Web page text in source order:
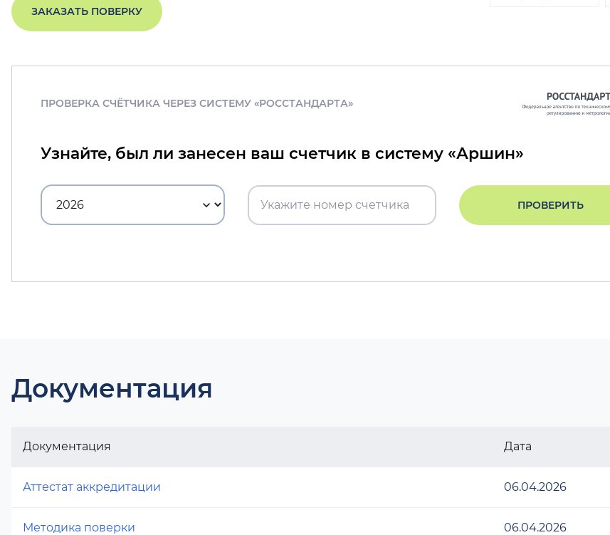
ЗАКАЗАТЬ ПОВЕРКУ
ПРОВЕРКА СЧЁТЧИКА ЧЕРЕЗ СИСТЕМУ «РОССТАНДАРТА»
Узнайте, был ли занесен ваш счетчик в систему «Аршин»
ПРОВЕРИТЬ
Документация
Документация Дата
Аттестат аккредитации 06.04.2026
Методика поверки 06.04.2026